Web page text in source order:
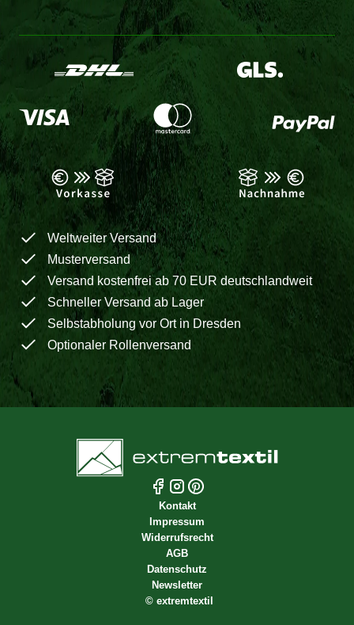
Weltweiter Versand
Musterversand
Versand kostenfrei ab 70 EUR deutschlandweit
Schneller Versand ab Lager
Selbstabholung vor Ort in Dresden
Optionaler Rollenversand
Kontakt
Impressum
Widerrufsrecht
AGB
Datenschutz
Newsletter
© extremtextil